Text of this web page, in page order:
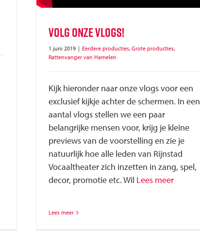
Volg onze vlogs!
1 juni 2019 | Eerdere producties, Grote producties,
Rattenvanger van Hamelen
Kijk hieronder naar onze vlogs voor een
exclusief kijkje achter de schermen. In een
aantal vlogs stellen we een paar
belangrijke mensen voor, krijg je kleine
previews van de voorstelling en zie je
natuurlijk hoe alle leden van Rijnstad
Vocaaltheater zich inzetten in zang, spel,
decor, promotie etc. Wil Lees meer
Lees meer